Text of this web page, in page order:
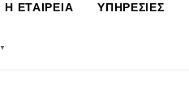
Η ΕΤΑΙΡΕΙΑ ΥΠΗΡΕΣΙΕΣ
▼